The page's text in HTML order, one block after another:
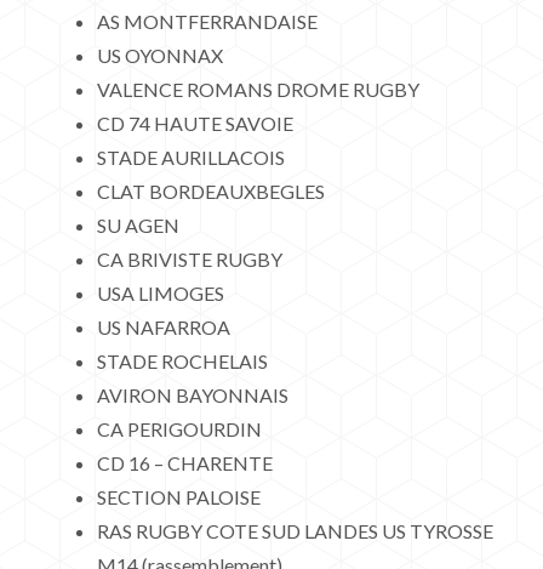
AS MONTFERRANDAISE
US OYONNAX
VALENCE ROMANS DROME RUGBY
CD 74 HAUTE SAVOIE
STADE AURILLACOIS
CLAT BORDEAUXBEGLES
SU AGEN
CA BRIVISTE RUGBY
USA LIMOGES
US NAFARROA
STADE ROCHELAIS
AVIRON BAYONNAIS
CA PERIGOURDIN
CD 16 – CHARENTE
SECTION PALOISE
RAS RUGBY COTE SUD LANDES US TYROSSE